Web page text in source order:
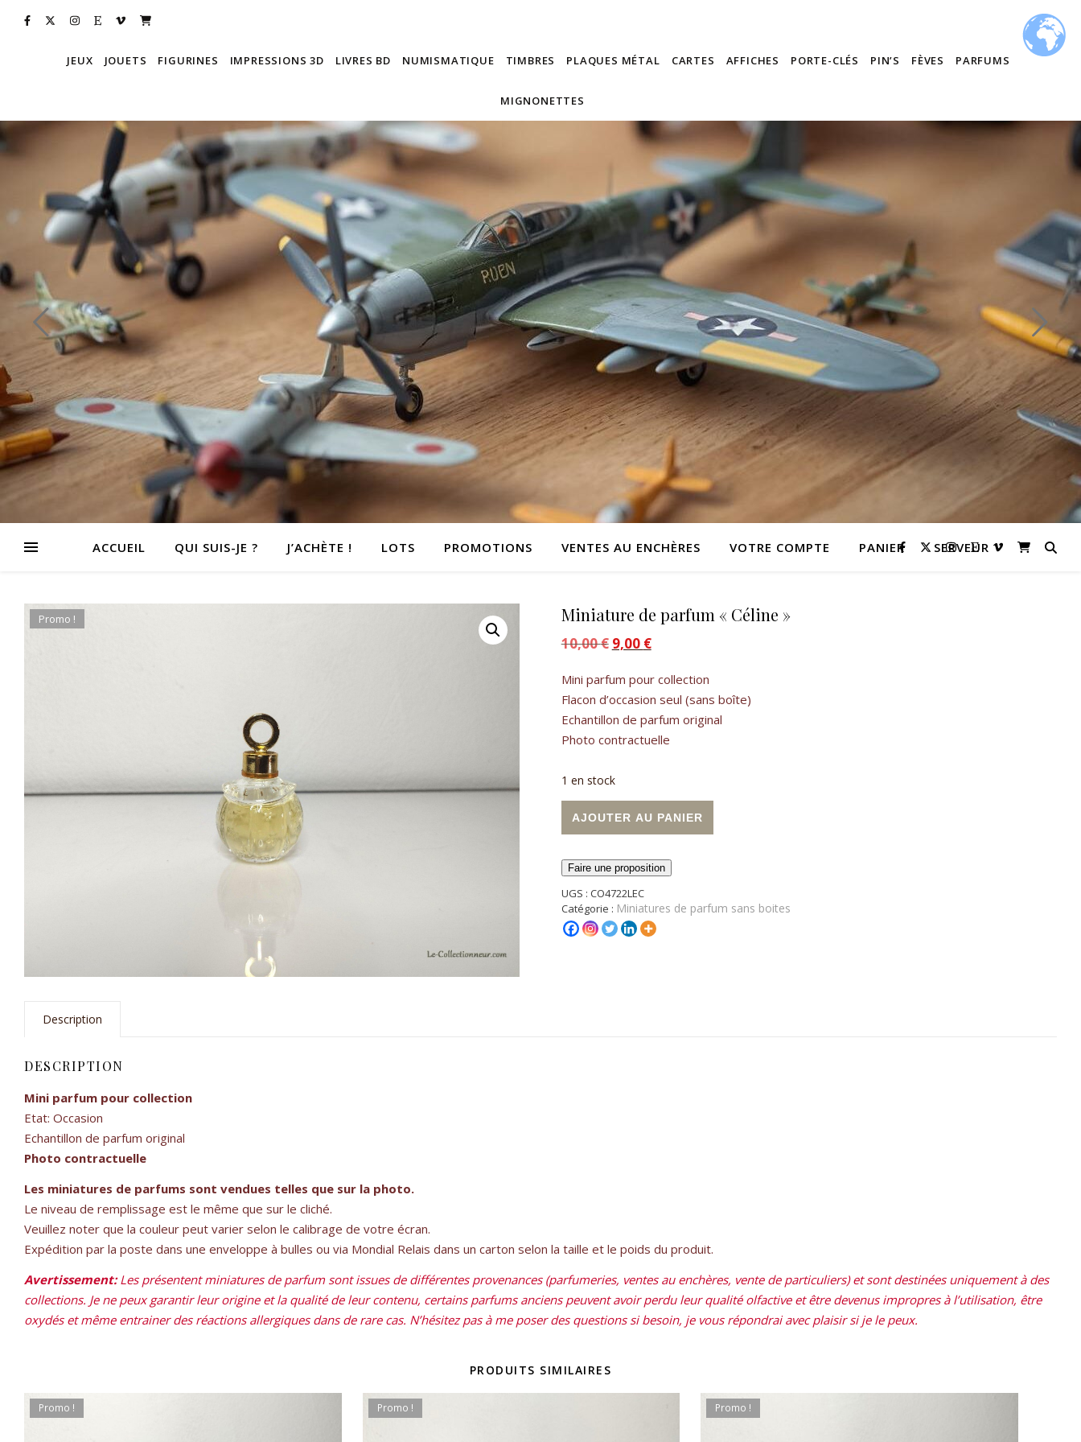
JEUX JOUETS FIGURINES IMPRESSIONS 3D LIVRES BD NUMISMATIQUE TIMBRES PLAQUES MÉTAL CARTES AFFICHES PORTE-CLÉS PIN’S FÈVES PARFUMS
MIGNONETTES
ACCUEIL QUI SUIS-JE ? J’ACHÈTE ! LOTS PROMOTIONS VENTES AU ENCHÈRES VOTRE COMPTE PANIER SERVEUR
Promo ! Miniature de parfum « Céline »
10,00€ Le prix initial était : 10,00 €.
9,00 €Le prix actuel est : 9,00 €.
Mini parfum pour collection
Flacon d’occasion seul (sans boîte)
Echantillon de parfum original
Photo contractuelle
1 en stock
AJOUTER AU PANIER
Faire une proposition
UGS : CO4722LEC
Catégorie : Miniatures de parfum sans boites
Description
DESCRIPTION
Mini parfum pour collection
Etat: Occasion
Echantillon de parfum original
Photo contractuelle
Les miniatures de parfums sont vendues telles que sur la photo.
Le niveau de remplissage est le même que sur le cliché.
Veuillez noter que la couleur peut varier selon le calibrage de votre écran.
Expédition par la poste dans une enveloppe à bulles ou via Mondial Relais dans un carton selon la taille et le poids du produit.
Avertissement:Les présentent miniatures de parfum sont issues de différentes provenances (parfumeries, ventes au enchères, vente de particuliers) et sont destinées uniquement à des
collections. Je ne peux garantir leur origine et la qualité de leur contenu, certains parfums anciens peuvent avoir perdu leur qualité olfactive et être devenus impropres à l’utilisation, être
oxydés et même entrainer des réactions allergiques dans de rare cas. N’hésitez pas à me poser des questions si besoin, je vous répondrai avec plaisir si je le peux.
PRODUITS SIMILAIRES
Promo ! Promo ! Promo !